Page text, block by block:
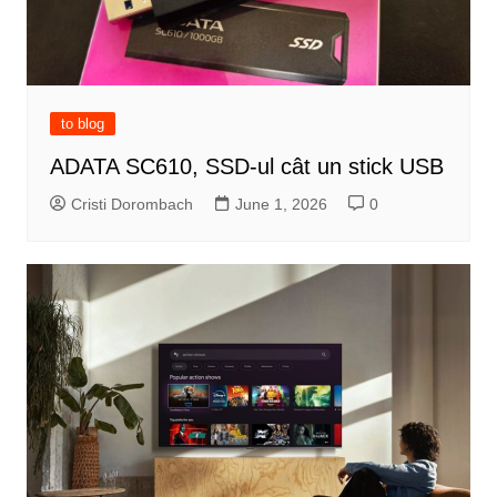
to blog
ADATA SC610, SSD-ul cât un stick USB
Cristi Dorombach June 1, 2026 0